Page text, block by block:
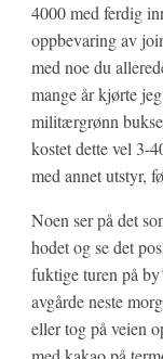
4000 med ferdig
oppbevaring av
med noe du
mange år kjørte
militærgrønn
kostet dette vel 3-
med annet utstyr,
Noen ser på det
hodet og se det
fuktige turen på
avgårde neste
eller tog på veien